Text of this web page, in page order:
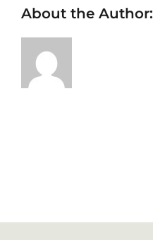
About the Author: